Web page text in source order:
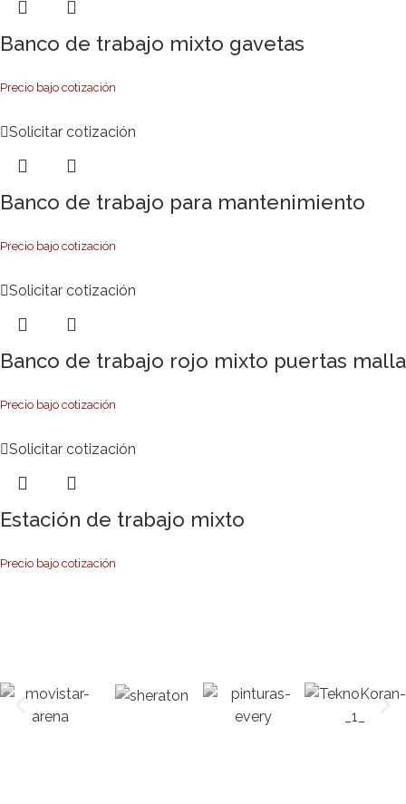
Banco de trabajo mixto gavetas
Precio bajo cotización
Solicitar cotización
Banco de trabajo para mantenimiento
Precio bajo cotización
Solicitar cotización
Banco de trabajo rojo mixto puertas malla
Precio bajo cotización
Solicitar cotización
Estación de trabajo mixto
Precio bajo cotización